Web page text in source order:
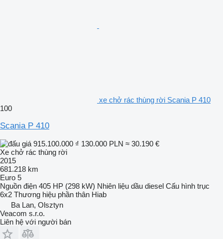
xe chở rác thùng rời Scania P 410
100
Scania P 410
915.100.000 ₫ 130.000 PLN ≈ 30.190 €
Xe chở rác thùng rời
2015
681.218 km
Euro 5
Nguồn điện 405 HP (298 kW) Nhiên liệu dầu diesel Cấu hình trục
6x2 Thương hiệu phần thân Hiab
Ba Lan, Olsztyn
Veacom s.r.o.
Liên hệ với người bán